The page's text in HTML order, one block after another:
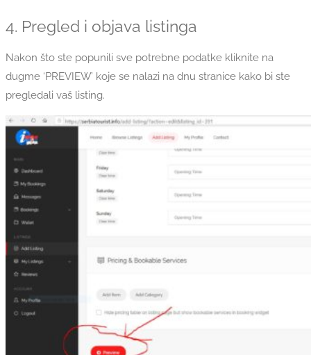
4. Pregled i objava listinga
Nakon što ste popunili sve potrebne podatke kliknite na
dugme ‘PREVIEW’ koje se nalazi na dnu stranice kako bi ste
pregledali vaš listing.